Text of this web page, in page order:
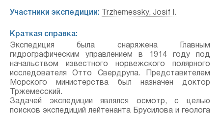
Участники экспедиции: Trzhemessky, Josif I.
Краткая справка:
Экспедиция была снаряжена Главным
гидрографическим управлением в 1914 году под
начальством известного норвежского полярного
исследователя Отто Свердрупа. Представителем
Морского министерства был назначен доктор
Тржемесский.
Задачей экспедиции являлся осмотр, с целью
поисков экспедиций лейтенанта Брусилова и геолога